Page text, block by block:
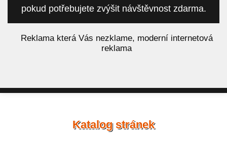
pokud potřebujete zvýšit návštěvnost zdarma.
Reklama která Vás nezklame, moderní internetová
reklama
Katalog stránek